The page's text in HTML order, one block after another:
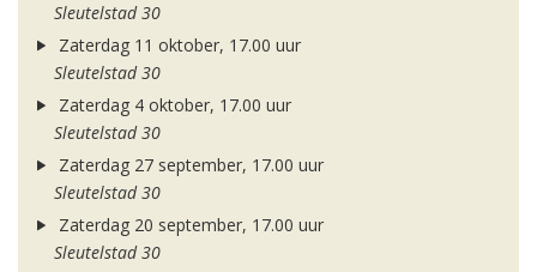
Sleutelstad 30
Zaterdag 11 oktober, 17.00 uur
Sleutelstad 30
Zaterdag 4 oktober, 17.00 uur
Sleutelstad 30
Zaterdag 27 september, 17.00 uur
Sleutelstad 30
Zaterdag 20 september, 17.00 uur
Sleutelstad 30